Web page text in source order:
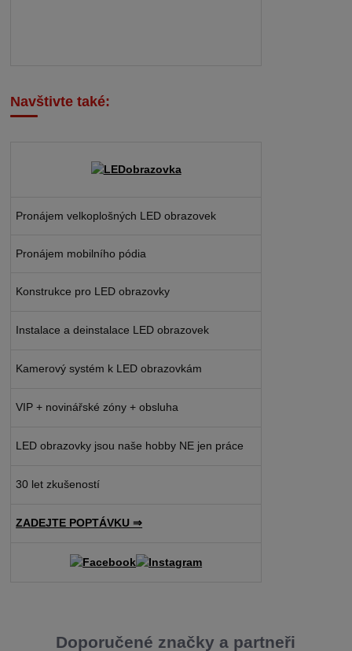
Navštivte také:
Pronájem velkoplošných LED obrazovek
Pronájem mobilního pódia
Konstrukce pro LED obrazovky
Instalace a deinstalace LED obrazovek
Kamerový systém k LED obrazovkám
VIP + novinářské zóny + obsluha
LED obrazovky jsou naše hobby NE jen práce
30 let zkušeností
ZADEJTE POPTÁVKU ⇒
Doporučené značky a partneři